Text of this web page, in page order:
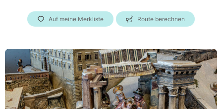
Auf meine Merkliste Route berechnen